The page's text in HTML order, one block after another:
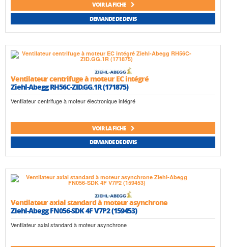
VOIR LA FICHE
DEMANDE DE DEVIS
Ventilateur centrifuge à moteur EC intégré
Ziehl-Abegg RH56C-ZID.GG.1R (171875)
Ventilateur centrifuge à moteur électronique intégré
VOIR LA FICHE
DEMANDE DE DEVIS
Ventilateur axial standard à moteur asynchrone
Ziehl-Abegg FN056-SDK 4F V7P2 (159453)
Ventilateur axial standard à moteur asynchrone